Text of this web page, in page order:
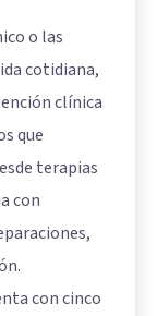
o las
cotidiana,
clínica
que
terapias
con
con cinco